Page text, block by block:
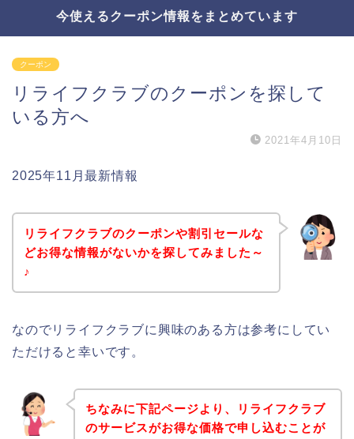
今使えるクーポン情報をまとめています
クーポン
リライフクラブのクーポンを探して
いる方へ
2021年4月10日
2025年11月最新情報
リライフクラブのクーポンや割引セールな
どお得な情報がないかを探してみました～
♪
なのでリライフクラブに興味のある方は参考にしてい
ただけると幸いです。
ちなみに下記ページより、リライフクラブ
のサービスがお得な価格で申し込むことが